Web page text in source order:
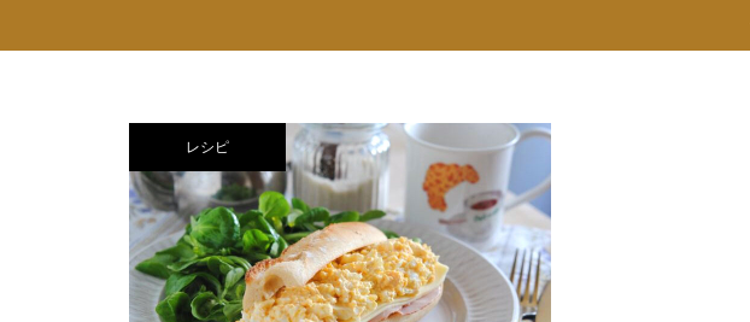
レシピ